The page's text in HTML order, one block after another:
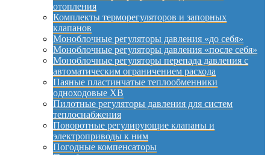
отопления
Комплекты терморегуляторов и запорных
клапанов
Моноблочные регуляторы давления «до себя»
Моноблочные регуляторы давления «после себя»
Моноблочные регуляторы перепада давления с
автоматическим ограничением расхода
Паяные пластинчатые теплообменники
одноходовые XB
Пилотные регуляторы давления для систем
теплоснабжения
Поворотные регулирующие клапаны и
электроприводы к ним
Погодные компенсаторы